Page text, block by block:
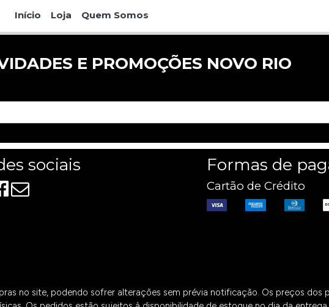
Início Loja Quem Somos
E PROMOÇÕES NOVO RIO
sociais Formas de
Cartão de Crédito
no site, podendo sofrer alterações sem prévia notificação. Os preços dos